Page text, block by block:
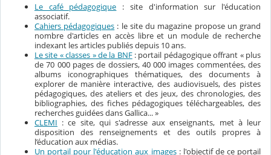
Le café pédagogique : site d'information sur l'éducation
associatif.
Cahiers pédagogiques : le site du magazine propose un grand
nombre d'articles en accès libre et un module de recherche
indexant les articles publiés depuis 10 ans.
Le site « classes » de la BNF: portail pédagogique offrant « plus
de 70 000 pages de dossiers, 40 000 images commentées, des
albums iconographiques thématiques, des documents à
explorer de manière interactive, des audiovisuels, des pistes
pédagogiques, des ateliers et des jeux, des chronologies, des
bibliographies, des fiches pédagogiques téléchargeables, des
recherches guidées dans Gallica... »
CLEMI : ce site, qui s'adresse aux enseignants, met à leur
disposition des renseignements et des outils propres à
l’éducation aux médias.
Un portail pour l'éducation aux images:l'objectif de ce portail